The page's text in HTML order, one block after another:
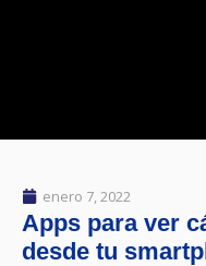
enero 7, 2022
Apps para ver
desde tu